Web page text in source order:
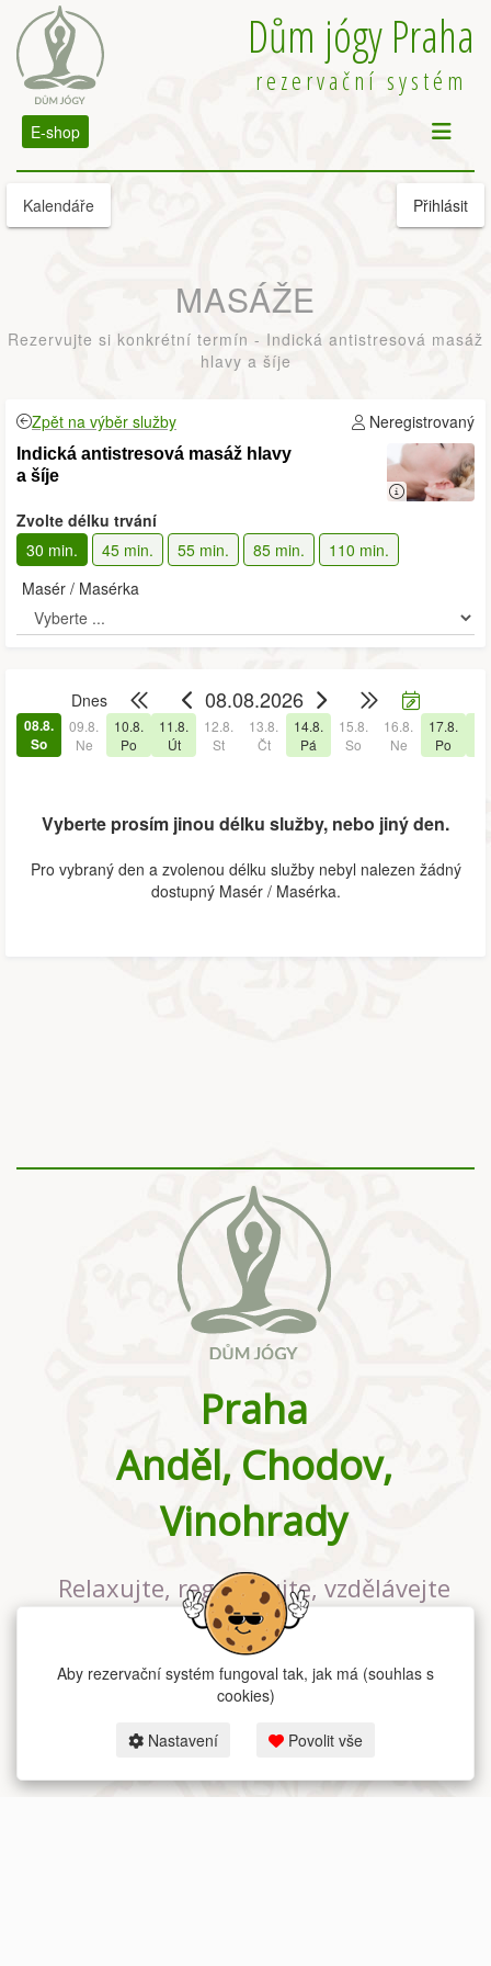
Dům jógy Praha
rezervační systém
E-shop
Kalendáře Přihlásit
MASÁŽE
Rezervujte si konkrétní termín - Indická antistresová masáž
hlavy a šíje
Zpět na výběr služby Neregistrovaný
Indická antistresová masáž hlavy
a šíje
Zvolte délku trvání
30 min.
45 min. 55 min. 85 min.
110 min.
Masér / Masérka
Dnes 08.08.2026
08.8.
So
09.8.
Ne
10.8.
Po
11.8.
Út
12.8.
St
13.8.
Čt
14.8.
Pá
15.8.
So
16.8.
Ne
17.8.
Po
Vyberte prosím jinou délku služby, nebo jiný den.
Pro vybraný den a zvolenou délku služby nebyl nalezen žádný
dostupný Masér / Masérka.
Praha
Anděl, Chodov,
Vinohrady
Relaxujte, regenerujte, vzdělávejte
se v největším jógovém studiu v
Praze
Aby rezervační systém fungoval tak, jak má (souhlas s
cookies)
Nastavení Povolit vše